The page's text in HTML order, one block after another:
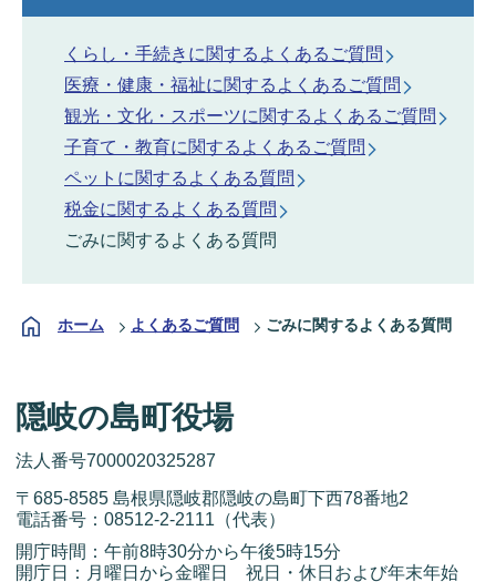
くらし・手続きに関するよくあるご質問
医療・健康・福祉に関するよくあるご質問
観光・文化・スポーツに関するよくあるご質問
子育て・教育に関するよくあるご質問
ペットに関するよくある質問
税金に関するよくある質問
ごみに関するよくある質問
ホーム よくあるご質問 ごみに関するよくある質問
隠岐の島町役場
法人番号7000020325287
〒685-8585 島根県隠岐郡隠岐の島町下西78番地2
電話番号：08512-2-2111 （代表）
開庁時間：午前8時30分から午後5時15分
開庁日：月曜日から金曜日 祝日・休日および年末年始